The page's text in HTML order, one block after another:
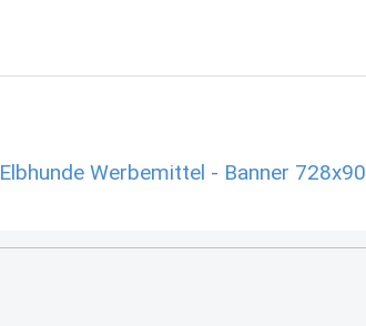
Elbhunde Werbemittel - Banner 728x90